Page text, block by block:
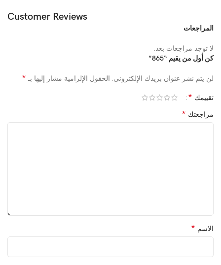
Customer Reviews
المراجعات
لا توجد مراجعات بعد.
كن أول من يقيم “865”
لن يتم نشر عنوان بريدك الإلكتروني. الحقول الإلزامية مشار إليها بـ *
تقييمك *
مراجعتك *
الاسم *